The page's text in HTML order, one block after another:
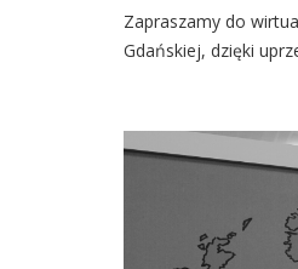
Zapraszamy do
Gdańskiej, dzięki